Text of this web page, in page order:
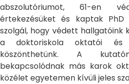
abszolutóriumot, 61-en
értekezésüket és kaptak PhD
szolgál, hogy védett hallgatóink
a doktoriskola oktatói és
köszönthetünk. A
bekapcsolódnak más karok
közélet egyetemen kívüli jeles